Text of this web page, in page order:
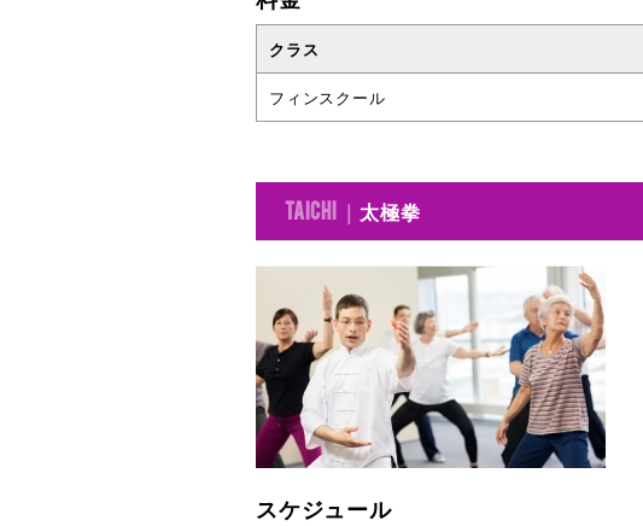
クラス
フィンスクール
TAICHI ｜ 太極拳
スケジュール